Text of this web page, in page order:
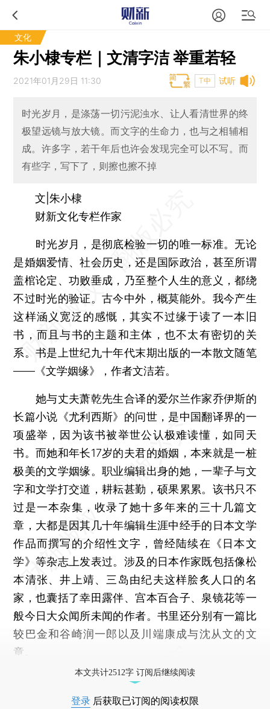
文化
朱小棣专栏｜文清字洁 举重若轻
试听
2021年01月29日 11:30 T中
时光岁月，是涤荡一切污泥浊水、让人看清世界的终
极望远镜与放大镜。而文字的生命力，也与之相辅相
成。许多字，若干年后也许会发现完全可以不写。而
有些字，写下了，则擦也擦不掉
文|朱小棣
财新文化专栏作家
时光岁月，是彻底检验一切的唯一标准。无论
是婚姻爱情、社会历史，还是国际政治，甚至所谓
盖棺论定、功败垂成，乃至整个人生的意义，都绕
不过时光的验证。古今中外，概莫能外。我今产生
这样涵义宽泛的感慨，其实不过缘于读了一本旧
书，而且与书的主题和主体，也不太有密切的关
系。书是上世纪九十年代末期出版的一本散文随笔
——《文学姻缘》，作者文洁若。
她与丈夫萧乾先生合译的爱尔兰作家乔伊斯的
长篇小说《尤利西斯》的问世，是中国翻译界的一
项盛举，因为该书被举世公认极难读懂，如同天
书。而她和年长17岁的夫君的婚姻，本来就是一桩
极美的文学姻缘。职业编辑出身的她，一辈子与文
字和文学打交道，耕耘甚勤，硕果累累。该书只不
过是一本杂集，收录了她十多年来的三十几篇文
章，大都是因其几十年编辑生涯中经手的日本文学
作品而撰写的介绍性文字，曾经陆续在《日本文
学》等杂志上发表过。涉及的日本作家既包括像松
本清张、井上靖、三岛由纪夫这样脍炙人口的名
家，也囊括了幸田露伴、宫本百合子、泉镜花等一
般今日大众闻所未闻的作者。书里还分别有一篇比
较巴金和谷崎润一郎以及川端康成与沈从文的文
章。
本文共计2512字 订阅后继续阅读
登录 后获取已订阅的阅读权限